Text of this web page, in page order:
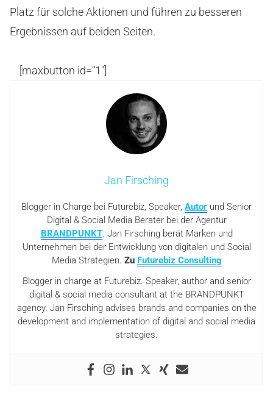
Platz für solche Aktionen und führen zu besseren
Ergebnissen auf beiden Seiten.
[maxbutton id=“1″]
Jan Firsching
Blogger in Charge bei Futurebiz, Speaker, Autor und Senior
Digital & Social Media Berater bei der Agentur
BRANDPUNKT. Jan Firsching berät Marken und
Unternehmen bei der Entwicklung von digitalen und Social
Media Strategien. Zu Futurebiz Consulting
Blogger in charge at Futurebiz. Speaker, author and senior
digital & social media consultant at the BRANDPUNKT
agency. Jan Firsching advises brands and companies on the
development and implementation of digital and social media
strategies.